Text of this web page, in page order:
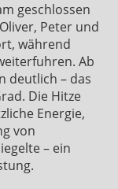
geschlossen
Peter und
während
Ab
deutlich – das
Die Hitze
Energie,
von
– ein